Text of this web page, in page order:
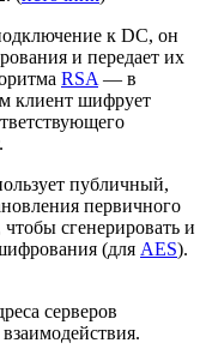
к DC, он
и передает их
RSA — в
клиент шифрует
публичный,
первичного
сгенерировать и
(для AES).
серверов